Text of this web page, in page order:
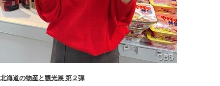
北海道の物産と観光展 第２弾